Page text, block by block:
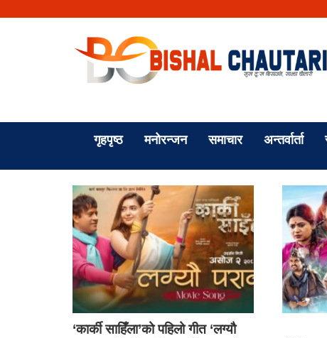
गृहपृष्ठ मनोरन्जन समाचार अन्तर्वार्ता
‘कार्की साहिँला’को पहिलो गीत ‘लग्यौ